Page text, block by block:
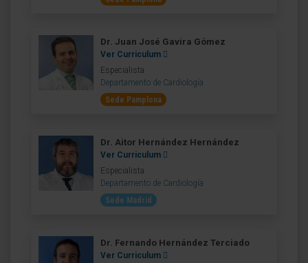
Dr. Juan José Gavira Gómez
Ver Curriculum
Especialista
Departamento de Cardiología
Sede Pamplona
Dr. Aitor Hernández Hernández
Ver Curriculum
Especialista
Departamento de Cardiología
Sede Madrid
Dr. Fernando Hernández Terciado
Ver Curriculum